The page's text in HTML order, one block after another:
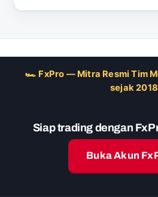
🏎 FxPro — Mitra Resmi Tim
sejak 2018
Siap trading dengan
Buka Akun